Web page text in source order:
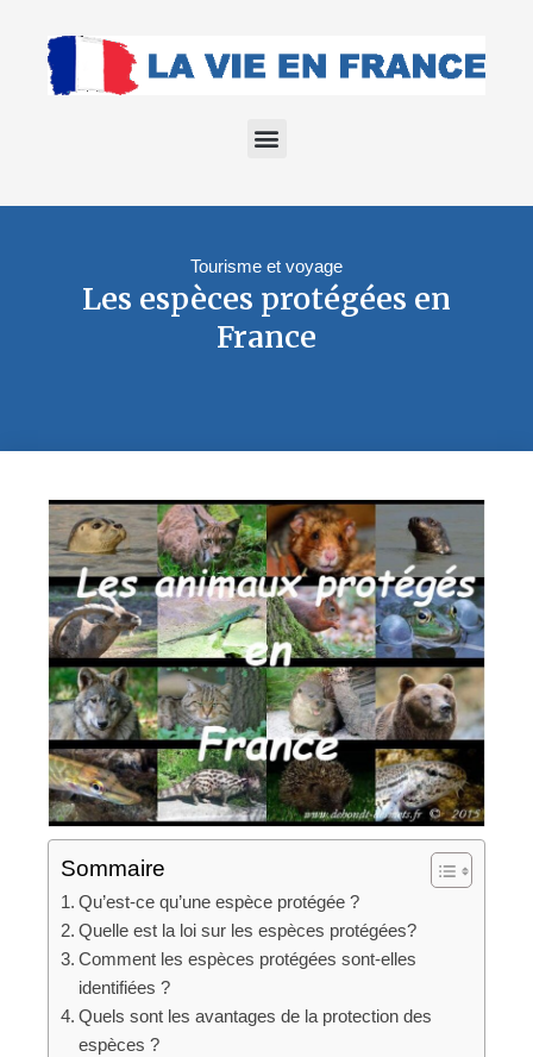
Tourisme et voyage
Les espèces protégées en
France
Sommaire
Qu’est-ce qu’une espèce protégée ?
Quelle est la loi sur les espèces protégées?
Comment les espèces protégées sont-elles
identifiées ?
Quels sont les avantages de la protection des
espèces ?